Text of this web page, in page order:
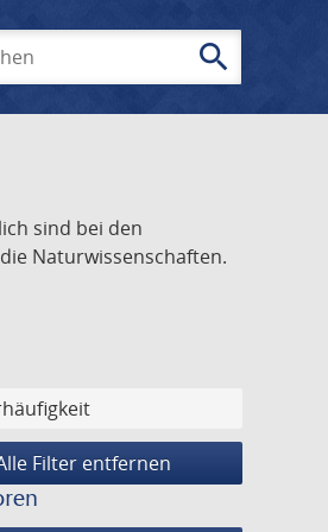
search
sind bei den
Naturwissenschaften.
Filter entfernen